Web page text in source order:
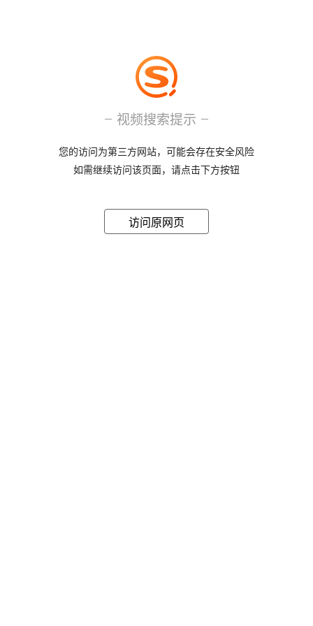
视频搜索提示
您的访问为第三方网站，可能会存在安全风险
如需继续访问该页面，请点击下方按钮
访问原网页